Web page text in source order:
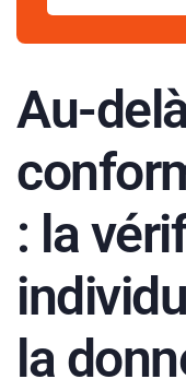
Au-
: la
la